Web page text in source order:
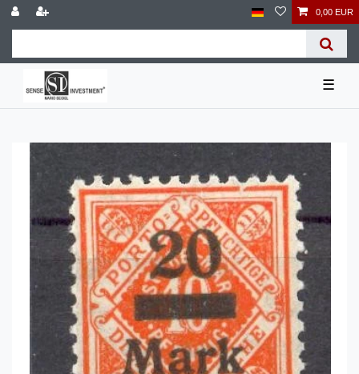
0,00 EUR
☰